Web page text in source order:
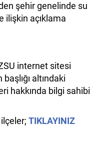
şehir genelinde su
ilişkin açıklama
internet sitesi
altındaki
hakkında bilgi sahibi
TIKLAYINIZ